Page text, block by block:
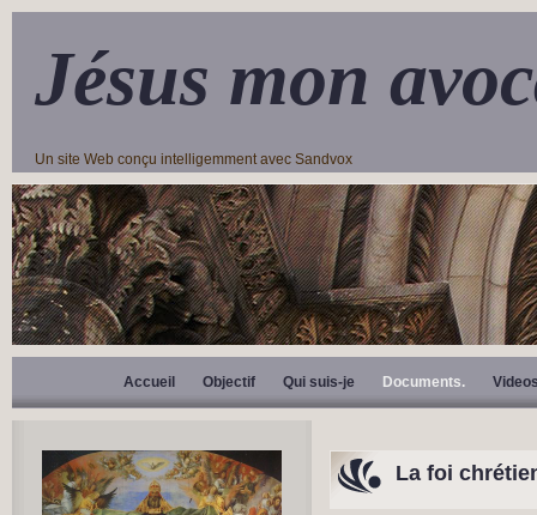
Jésus mon
Un site Web conçu intelligemment avec Sandvox
Accueil Objectif Qui suis-je Documents.
La foi